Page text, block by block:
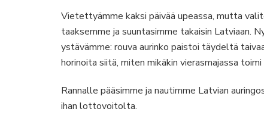
Vietettyämme kaksi päivää upeassa, mutta
taaksemme ja suuntasimme takaisin Latviaan.
ystävämme: rouva aurinko paistoi täydeltä
horinoita siitä, miten mikäkin vierasmajassa toimi
Rannalle pääsimme ja nautimme Latvian
ihan lottovoitolta.